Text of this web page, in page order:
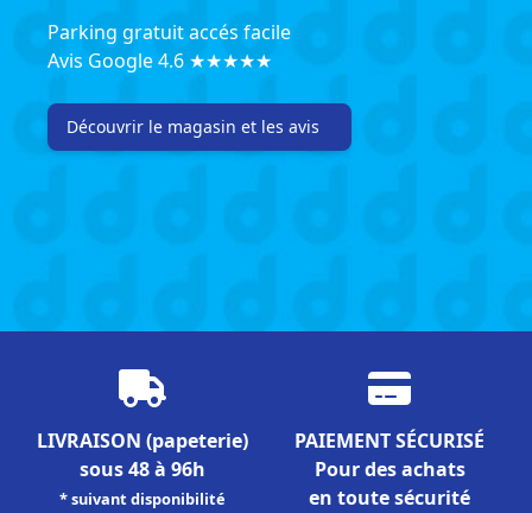
Parking gratuit accés facile
Avis Google 4.6 ★★★★★
Découvrir le magasin et les avis
LIVRAISON (papeterie)
sous 48 à 96h
* suivant disponibilité
PAIEMENT SÉCURISÉ
Pour des achats
en toute sécurité